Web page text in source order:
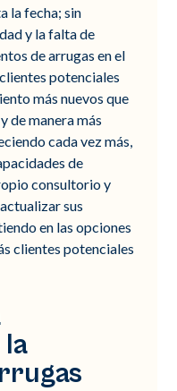
la fecha; sin
y la falta de
de arrugas en el
potenciales
más nuevos que
de manera más
cada vez más,
de
consultorio y
sus
en las opciones
clientes potenciales